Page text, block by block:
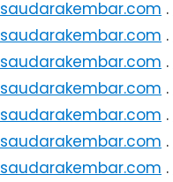
saudarakembar.com .
saudarakembar.com .
saudarakembar.com .
saudarakembar.com .
saudarakembar.com .
saudarakembar.com .
saudarakembar.com .